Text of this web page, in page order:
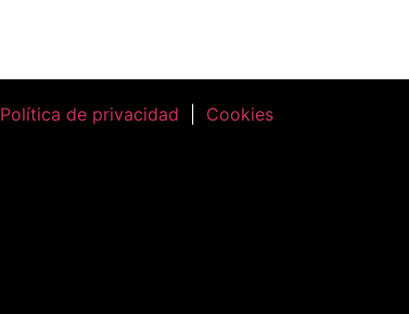
Política de privacidad Cookies